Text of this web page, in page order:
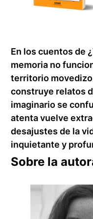
En los cuentos de
memoria no
territorio
construye relatos
imaginario se
atenta vuelve
desajustes de la
inquietante y
Sobre la